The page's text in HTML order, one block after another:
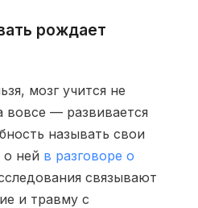
рождает
мозг учится не
вовсе — развивается
называть свои
ней в разговоре о
связывают
и травму с